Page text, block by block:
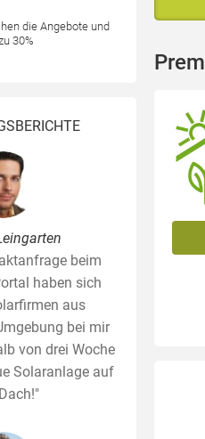
die Angebote und
30%
beim
haben sich
aus
bei mir
von drei Woche
Solaranlage auf